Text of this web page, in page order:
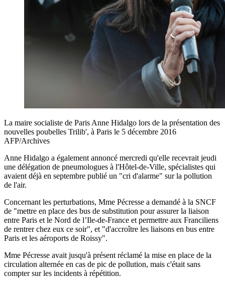
La maire socialiste de Paris Anne Hidalgo lors de la présentation des
nouvelles poubelles Trilib', à Paris le 5 décembre 2016
AFP/Archives
Anne Hidalgo a également annoncé mercredi qu'elle recevrait jeudi
une délégation de pneumologues à l'Hôtel-de-Ville, spécialistes qui
avaient déjà en septembre publié un "cri d'alarme" sur la pollution
de l'air.
Concernant les perturbations, Mme Pécresse a demandé à la SNCF
de "mettre en place des bus de substitution pour assurer la liaison
entre Paris et le Nord de l’Ile-de-France et permettre aux Franciliens
de rentrer chez eux ce soir", et "d'accroître les liaisons en bus entre
Paris et les aéroports de Roissy".
Mme Pécresse avait jusqu'à présent réclamé la mise en place de la
circulation alternée en cas de pic de pollution, mais c'était sans
compter sur les incidents à répétition.